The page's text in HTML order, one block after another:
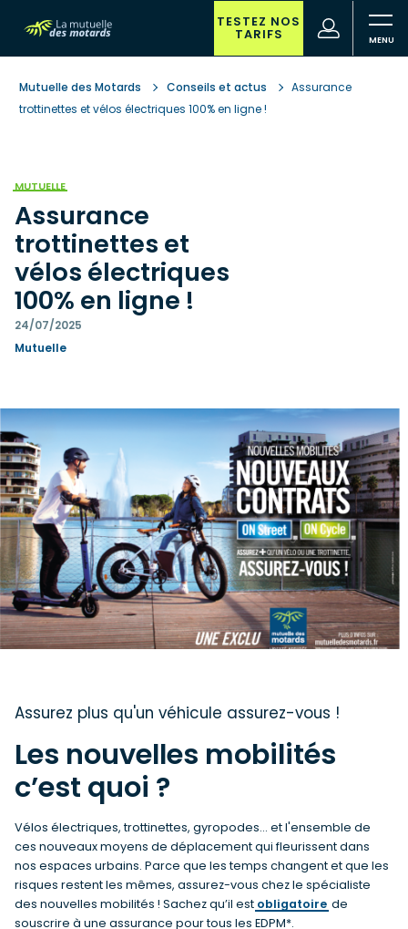
contenu
principal recherche
TESTEZ NOS
TARIFS
(nouvelle
fenêtre)
Mutuelle des Motards Conseils et actus
Assurance
trottinettes et vélos électriques 100% en ligne !
MUTUELLE
Assurance
trottinettes et
vélos électriques
100% en ligne !
24/07/2025
Mutuelle
Assurez plus qu'un véhicule assurez-vous !
Les nouvelles mobilités
c’est quoi ?
Vélos électriques, trottinettes, gyropodes... et l'ensemble de
ces nouveaux moyens de déplacement qui fleurissent dans
nos espaces urbains. Parce que les temps changent et que les
risques restent les mêmes, assurez-vous chez le spécialiste
des nouvelles mobilités ! Sachez qu’il est obligatoire de
souscrire à une assurance pour tous les EDPM*.